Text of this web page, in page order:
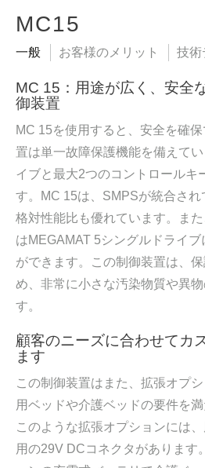
MC15
一般 お客様のメリット 技術
MC 15：用途が広く、安全
御装置
MC 15を使用すると、安全を確
置は単一故障保護機能を備えて
イブと最大2つのコントロールキ
す。MC 15は、SMPSが統合さ
格対性能比も優れています。ま
はMEGAMAT 5シングルドライブ
ができます。この制御装置は、
め、非常に小さな汚染物質や異
す。
顧客のニーズに合わせてカ
ます
この制御装置はまた、拡張オプ
用ベッドや介護ベッドの要件を満
このような拡張オプションには、
用の29V DCコネクタがあります